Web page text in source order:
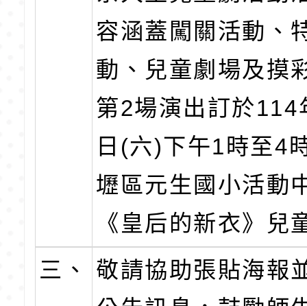
容涵蓋闖關活動、
動、兒童劇場及摸
第2場演出訂於114
日(六)下午1時至4
壢區元生國小活動
《皇后的新衣》兒
三、
敬請協助張貼海報